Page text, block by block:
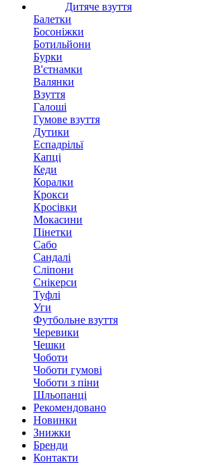
Дитяче взуття
Балетки
Босоніжки
Ботильйони
Бурки
В'єтнамки
Валянки
Взуття
Галоші
Гумове взуття
Дутики
Еспадрільї
Капці
Кеди
Коралки
Крокси
Кросівки
Мокасини
Пінетки
Сабо
Сандалі
Сліпони
Снікерси
Туфлі
Уги
Футбольне взуття
Черевики
Чешки
Чоботи
Чоботи гумові
Чоботи з піни
Шльопанці
Рекомендовано
Новинки
Знижки
Бренди
Контакти